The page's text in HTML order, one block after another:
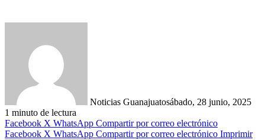
Noticias Guanajuatosábado, 28 junio, 2025
1 minuto de lectura
Facebook X WhatsApp Compartir por correo electrónico
Facebook X WhatsApp Compartir por correo electrónico Imprimir